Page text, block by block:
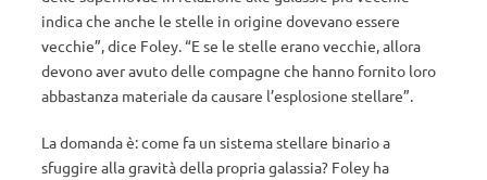
indica che anche le stelle in origine dovevano essere
vecchie”, dice Foley. “E se le stelle erano vecchie, allora
devono aver avuto delle compagne che hanno fornito loro
abbastanza materiale da causare l’esplosione stellare”.
La domanda è: come fa un sistema stellare binario a
sfuggire alla gravità della propria galassia? Foley ha